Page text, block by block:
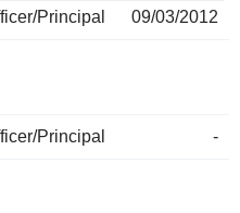
Principal
09/03/2012
Principal -